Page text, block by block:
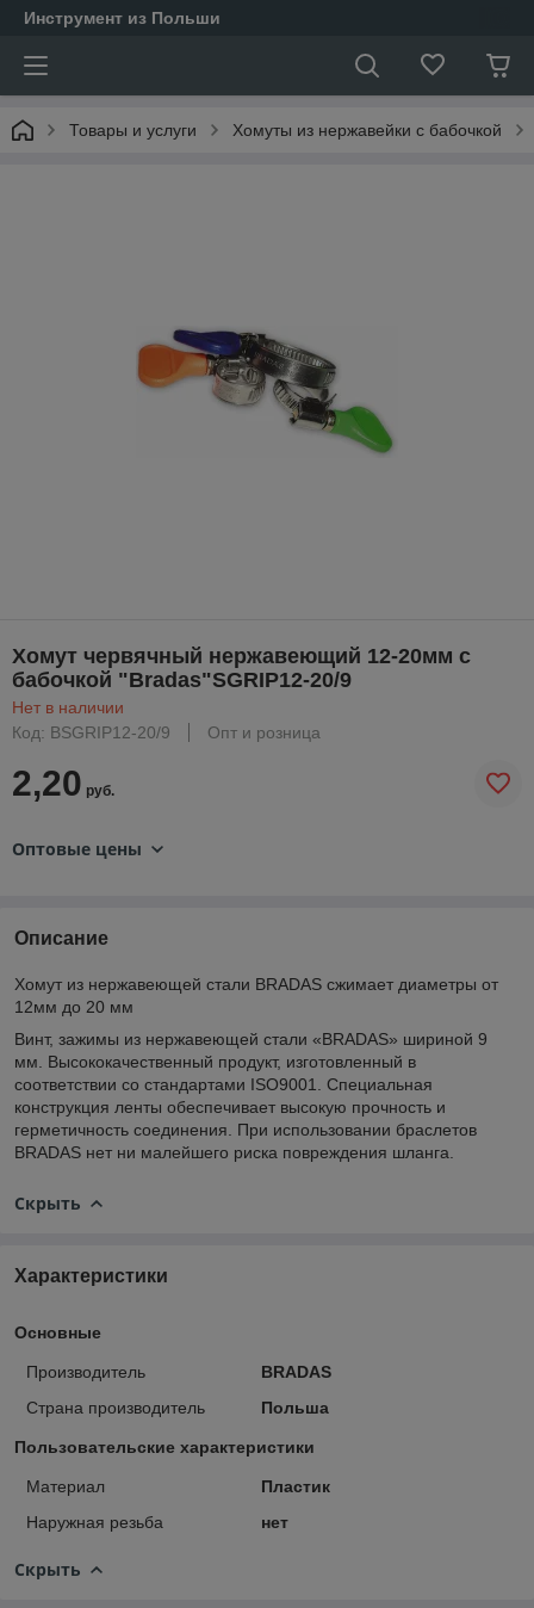
Инструмент из Польши
Товары и услуги Хомуты из нержавейки с бабочкой
Хомут червячный нержавеющий 12-20мм с
бабочкой "Bradas"SGRIP12-20/9
Нет в наличии
Код: BSGRIP12-20/9
Опт и розница
2,20 руб.
Оптовые цены
Описание
Хомут из нержавеющей стали BRADAS сжимает диаметры от
12мм до 20 мм
Винт, зажимы из нержавеющей стали «BRADAS» шириной 9
мм. Высококачественный продукт, изготовленный в
соответствии со стандартами ISO9001. Специальная
конструкция ленты обеспечивает высокую прочность и
герметичность соединения. При использовании браслетов
BRADAS нет ни малейшего риска повреждения шланга.
Скрыть
Характеристики
Основные
Производитель
BRADAS
Страна производитель
Польша
Пользовательские характеристики
Материал
Пластик
Наружная резьба
нет
Скрыть